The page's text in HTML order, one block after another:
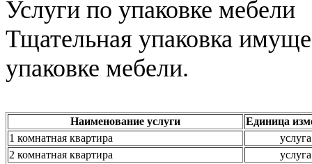
Услуги по упаковке мебели
Тщательная упаковка
упаковке мебели.
Наименование услуги
Единица
1 комнатная квартира
услуга
2 комнатная квартира
услуга